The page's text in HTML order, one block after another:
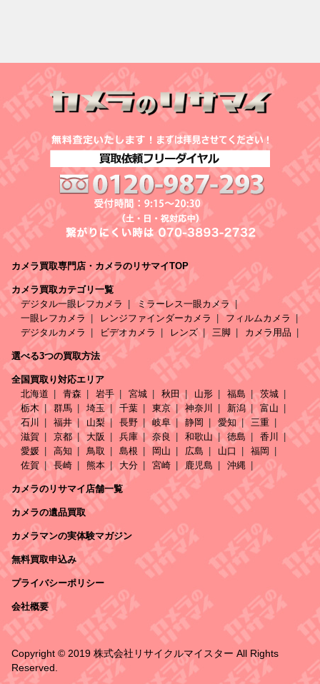
カメラ買取専門店・カメラのリサマイTOP
カメラ買取カテゴリ一覧
デジタル一眼レフカメラ
ミラーレス一眼カメラ
一眼レフカメラ
レンジファインダーカメラ
フィルムカメラ
デジタルカメラ
ビデオカメラ レンズ 三脚 カメラ用品
選べる3つの買取方法
全国買取り対応エリア
北海道
青森 岩手 宮城 秋田 山形 福島
茨城
栃木
群馬 埼玉 千葉 東京 神奈川 新潟
富山
石川
福井 山梨 長野 岐阜 静岡 愛知
三重
滋賀
京都 大阪 兵庫 奈良 和歌山 徳島
香川
愛媛
高知 鳥取 島根 岡山 広島 山口
福岡
佐賀
長崎 熊本 大分 宮崎 鹿児島 沖縄
カメラのリサマイ店舗一覧
カメラの遺品買取
カメラマンの実体験マガジン
無料買取申込み
プライバシーポリシー
会社概要
Copyright © 2019 株式会社リサイクルマイスター All Rights
Reserved.